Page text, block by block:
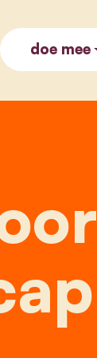
doe mee
handicap